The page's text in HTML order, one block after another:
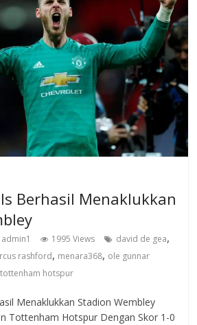
Berhasil Menaklukkan
admin1 1995 Views david de gea,
rashford, menara368, ole gunnar
tottenham hotspur
Menaklukkan Stadion Wembley
Tottenham Hotspur Dengan Skor 1-0